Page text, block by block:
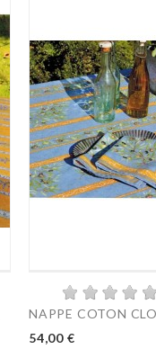
NAPPE COTON
54,00 €